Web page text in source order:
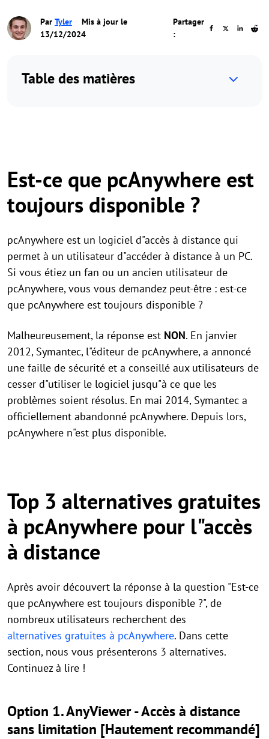
Par Tyler
Mis à jour le
13/12/2024
Partager
:
Table des matières
Est-ce que pcAnywhere est
toujours disponible ?
pcAnywhere est un logiciel d"accès à distance qui
permet à un utilisateur d"accéder à distance à un PC.
Si vous étiez un fan ou un ancien utilisateur de
pcAnywhere, vous vous demandez peut-être : est-ce
que pcAnywhere est toujours disponible ?
Malheureusement, la réponse est NON. En janvier
2012, Symantec, l"éditeur de pcAnywhere, a annoncé
une faille de sécurité et a conseillé aux utilisateurs de
cesser d"utiliser le logiciel jusqu"à ce que les
problèmes soient résolus. En mai 2014, Symantec a
officiellement abandonné pcAnywhere. Depuis lors,
pcAnywhere n"est plus disponible.
Top 3 alternatives gratuites
à pcAnywhere pour l"accès
à distance
Après avoir découvert la réponse à la question "Est-ce
que pcAnywhere est toujours disponible ?", de
nombreux utilisateurs recherchent des
alternatives gratuites à pcAnywhere. Dans cette
section, nous vous présenterons 3 alternatives.
Continuez à lire !
Option 1. AnyViewer - Accès à distance
sans limitation [Hautement recommandé]